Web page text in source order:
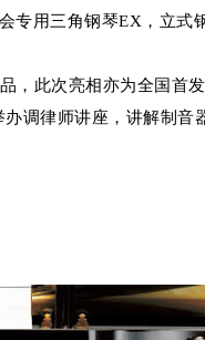
用三角钢琴EX，立式
此次亮相亦为全国首发
调律师讲座，讲解制音